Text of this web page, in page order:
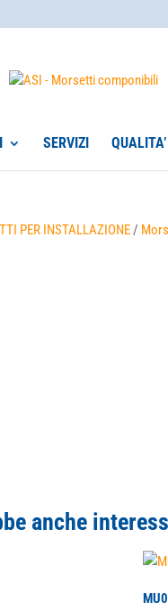
SERVIZI QUALITA’
PER INSTALLAZIONE/
anche